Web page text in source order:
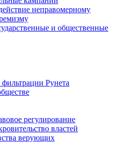
неправомерному
и общественные
Рунета
регулирование
властей
верующих